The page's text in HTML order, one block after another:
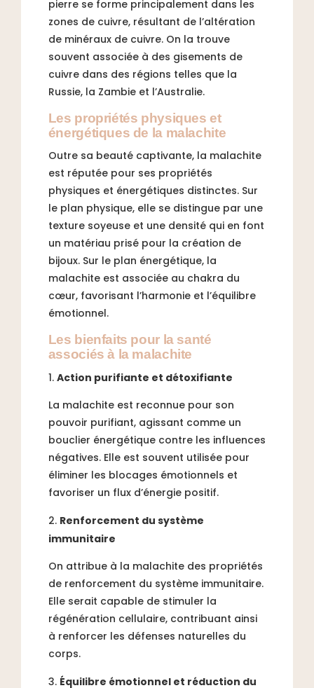
pierre se forme principalement dans les
zones de cuivre, résultant de l’altération
de minéraux de cuivre. On la trouve
souvent associée à des gisements de
cuivre dans des régions telles que la
Russie, la Zambie et l’Australie.
Les propriétés physiques et
énergétiques de la malachite
Outre sa beauté captivante, la malachite
est réputée pour ses propriétés
physiques et énergétiques distinctes. Sur
le plan physique, elle se distingue par une
texture soyeuse et une densité qui en font
un matériau prisé pour la création de
bijoux. Sur le plan énergétique, la
malachite est associée au chakra du
cœur, favorisant l’harmonie et l’équilibre
émotionnel.
Les bienfaits pour la santé
associés à la malachite
Action purifiante et détoxifiante
La malachite est reconnue pour son
pouvoir purifiant, agissant comme un
bouclier énergétique contre les influences
négatives. Elle est souvent utilisée pour
éliminer les blocages émotionnels et
favoriser un flux d’énergie positif.
Renforcement du système
immunitaire
On attribue à la malachite des propriétés
de renforcement du système immunitaire.
Elle serait capable de stimuler la
régénération cellulaire, contribuant ainsi
à renforcer les défenses naturelles du
corps.
Équilibre émotionnel et réduction du